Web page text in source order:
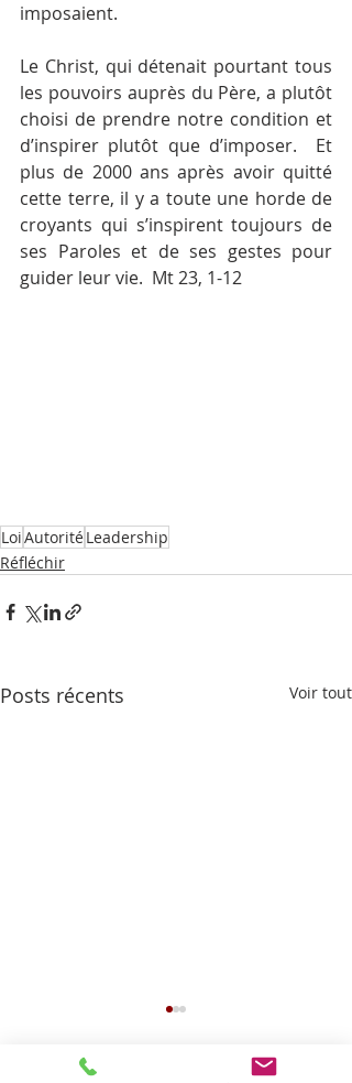
imposaient.
Le Christ, qui détenait pourtant tous
les pouvoirs auprès du Père, a plutôt
choisi de prendre notre condition et
d’inspirer plutôt que d’imposer.  Et
plus de 2000 ans après avoir quitté
cette terre, il y a toute une horde de
croyants qui s’inspirent toujours de
ses Paroles et de ses gestes pour
guider leur vie.  Mt 23, 1-12
LoiAutoritéLeadership
Réfléchir
Posts récents Voir tout